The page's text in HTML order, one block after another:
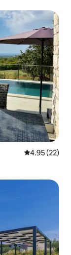
從 22 則評價
4.95 (22)